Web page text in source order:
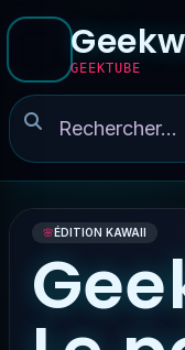
GEEKTUBE
🌸ÉDITION KAWAII